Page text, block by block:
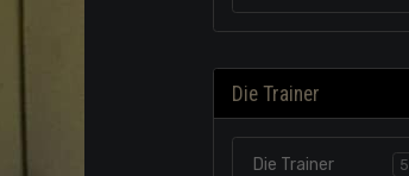
Die Trainer
Die Trainer 5